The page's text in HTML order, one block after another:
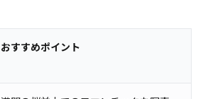
おすすめポイント